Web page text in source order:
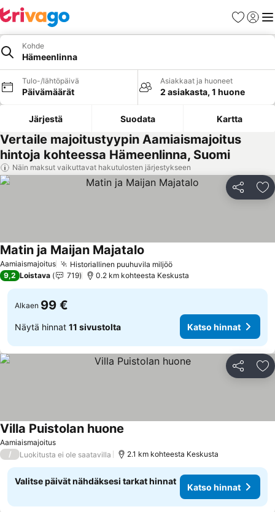
Suosikit
Kohde
Hämeenlinna
Tulo-/lähtöpäivä
Päivämäärät
Asiakkaat ja huoneet
2 asiakasta, 1 huone
Järjestä Suodata Kartta
Vertaile majoitustyypin Aamiaismajoitus
hintoja kohteessa Hämeenlinna, Suomi
Näin maksut vaikuttavat hakutulosten järjestykseen
Jaa
Aamiaismajoitus Historiallinen puuhuvila miljööKatso hinnat
Matin ja Maijan Majatalo
9,2 Loistava 719 0.2 km kohteesta Keskusta
Alkaen 99 €
Näytä hinnat 11 sivustolta Katso hinnat
Jaa
Aamiaismajoitus
Villa Puistolan huone
/ Luokitusta ei ole saatavilla 2.1 km kohteesta Keskusta
Valitse päivät nähdäksesi tarkat hinnat
Katso hinnat